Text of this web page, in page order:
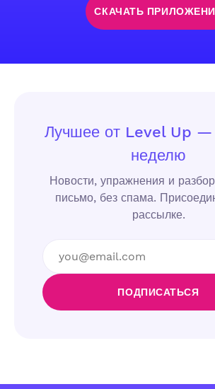
СКАЧАТЬ
Лучшее от Level Up —
неделю
Новости, упражнения и
письмо, без спама.
рассылке.
ПОДПИСАТЬСЯ